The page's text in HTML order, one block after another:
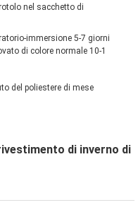
nel sacchetto di
immersione 5-7 giorni
di colore normale 10-1
del poliestere di mese
di inverno di